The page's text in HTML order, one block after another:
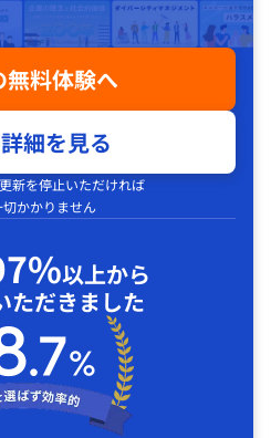
無料体験へ
細を見る
新を停止いただければ
かかりません
以上から
ただきました